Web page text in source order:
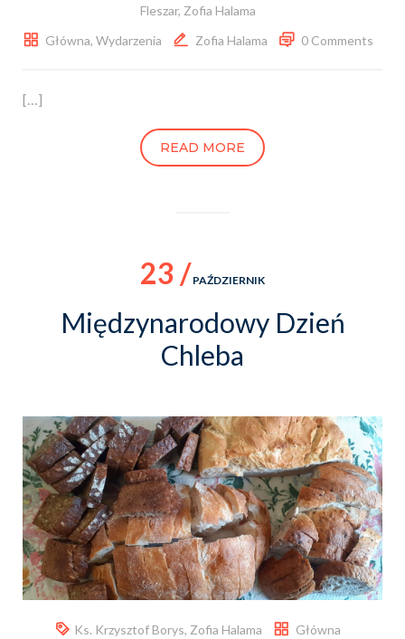
Fleszar, Zofia Halama
Główna, Wydarzenia Zofia Halama 0 Comments
[…]
READ MORE
23 / PAŹDZIERNIK
Międzynarodowy Dzień
Chleba
Ks. Krzysztof Borys, Zofia Halama
Główna